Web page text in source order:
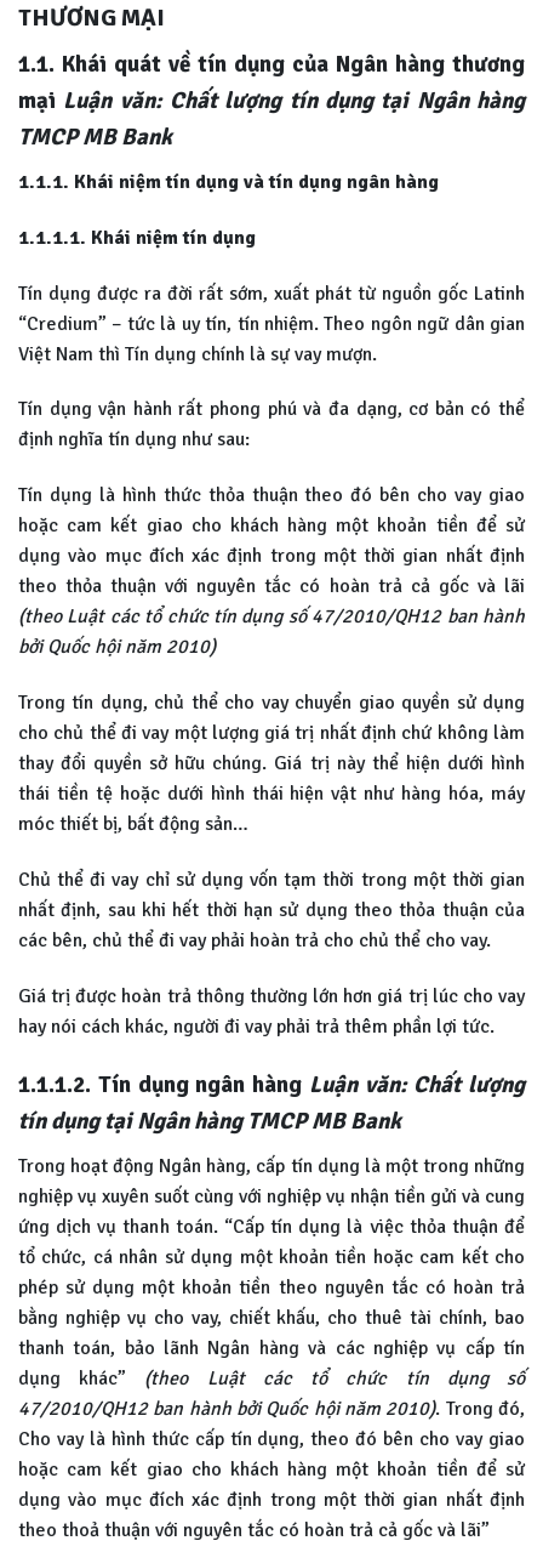
THƯƠNG MẠI
1.1. Khái quát về tín dụng của Ngân hàng thương
mại Luận văn: Chất lượng tín dụng tại Ngân hàng
TMCP MB Bank
1.1.1. Khái niệm tín dụng và tín dụng ngân hàng
1.1.1.1. Khái niệm tín dụng
Tín dụng được ra đời rất sớm, xuất phát từ nguồn gốc Latinh
“Credium” – tức là uy tín, tín nhiệm. Theo ngôn ngữ dân gian
Việt Nam thì Tín dụng chính là sự vay mượn.
Tín dụng vận hành rất phong phú và đa dạng, cơ bản có thể
định nghĩa tín dụng như sau:
Tín dụng là hình thức thỏa thuận theo đó bên cho vay giao
hoặc cam kết giao cho khách hàng một khoản tiền để sử
dụng vào mục đích xác định trong một thời gian nhất định
theo thỏa thuận với nguyên tắc có hoàn trả cả gốc và lãi
(theo Luật các tổ chức tín dụng số 47/2010/QH12 ban hành
bởi Quốc hội năm 2010)
Trong tín dụng, chủ thể cho vay chuyển giao quyền sử dụng
cho chủ thể đi vay một lượng giá trị nhất định chứ không làm
thay đổi quyền sở hữu chúng. Giá trị này thể hiện dưới hình
thái tiền tệ hoặc dưới hình thái hiện vật như hàng hóa, máy
móc thiết bị, bất động sản…
Chủ thể đi vay chỉ sử dụng vốn tạm thời trong một thời gian
nhất định, sau khi hết thời hạn sử dụng theo thỏa thuận của
các bên, chủ thể đi vay phải hoàn trả cho chủ thể cho vay.
Giá trị được hoàn trả thông thường lớn hơn giá trị lúc cho vay
hay nói cách khác, người đi vay phải trả thêm phần lợi tức.
1.1.1.2. Tín dụng ngân hàng Luận văn: Chất lượng
tín dụng tại Ngân hàng TMCP MB Bank
Trong hoạt động Ngân hàng, cấp tín dụng là một trong những
nghiệp vụ xuyên suốt cùng với nghiệp vụ nhận tiền gửi và cung
ứng dịch vụ thanh toán. “Cấp tín dụng là việc thỏa thuận để
tổ chức, cá nhân sử dụng một khoản tiền hoặc cam kết cho
phép sử dụng một khoản tiền theo nguyên tắc có hoàn trả
bằng nghiệp vụ cho vay, chiết khấu, cho thuê tài chính, bao
thanh toán, bảo lãnh Ngân hàng và các nghiệp vụ cấp tín
dụng khác” (theo Luật các tổ chức tín dụng số
47/2010/QH12 ban hành bởi Quốc hội năm 2010). Trong đó,
Cho vay là hình thức cấp tín dụng, theo đó bên cho vay giao
hoặc cam kết giao cho khách hàng một khoản tiền để sử
dụng vào mục đích xác định trong một thời gian nhất định
theo thoả thuận với nguyên tắc có hoàn trả cả gốc và lãi”